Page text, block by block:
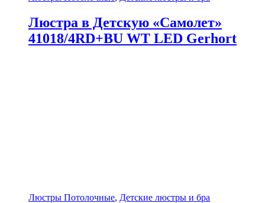
Люстра в Детскую «Самолет»
41018/4RD+BU WT LED Gerhort
Люстры Потолочные, Детские люстры и бра